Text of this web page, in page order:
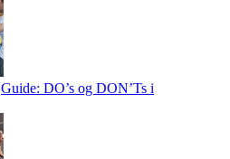
Guide: DO’s og DON’Ts i